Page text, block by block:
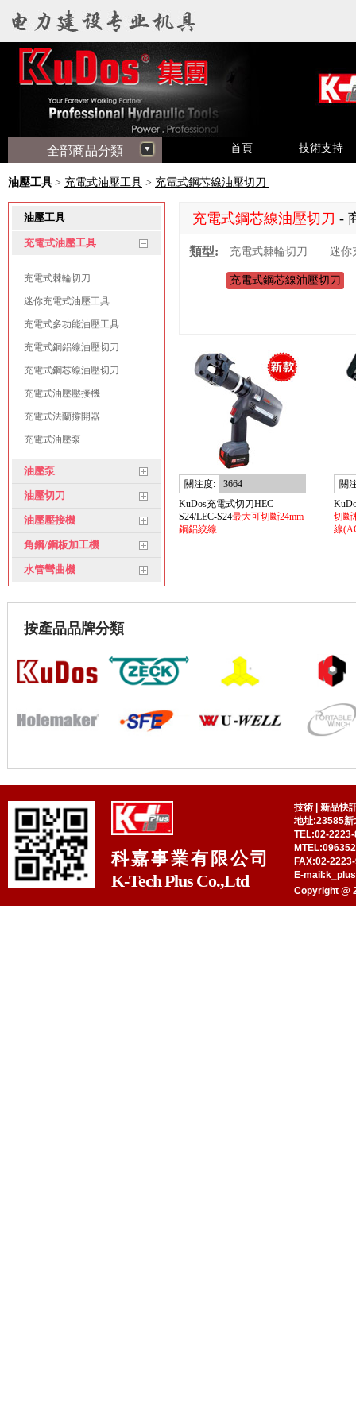
全部商品分類 首頁 技術支持
油壓工具 > 充電式油壓工具 > 充電式鋼芯線油壓切刀
油壓工具
充電式油壓工具
充電式棘輪切刀
迷你充電式油壓工具
充電式多功能油壓工具
充電式銅鋁線油壓切刀
充電式鋼芯線油壓切刀
充電式油壓壓接機
充電式法蘭撐開器
充電式油壓泵
油壓泵
油壓切刀
油壓壓接機
角鋼/鋼板加工機
水管彎曲機
充電式鋼芯線油壓切刀 -
類型: 充電式棘輪切刀 迷你
充電式鋼芯線油壓切刀
關注度:
3664
KuDos充電式切刀HEC-
S24/LEC-S24最大可切斷24mm
銅鋁絞線
關
切斷
線
按產品品牌分類
科嘉事業有限公司
K-Tech Plus Co.,Ltd
技術
新品快
地址:23585新
TEL:02-
FAX:02-
E-
Copyright @